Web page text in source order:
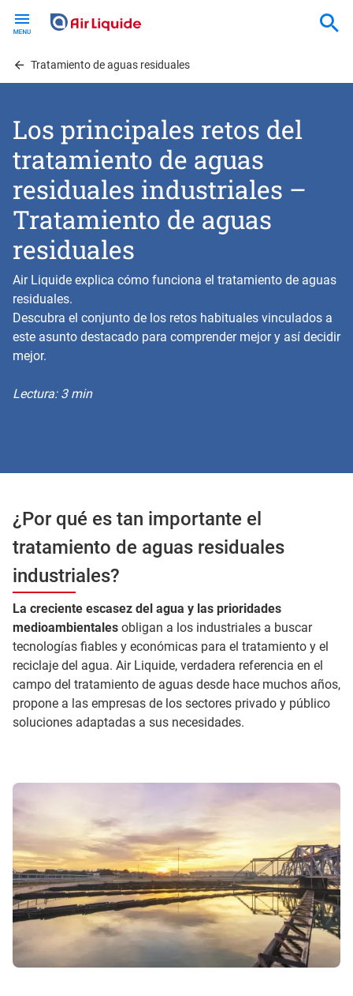
contentTratamiento de aguas residuales
Los principales retos del
tratamiento de aguas
residuales industriales –
Tratamiento de aguas
residuales
Air Liquide explica cómo funciona el tratamiento de aguas
residuales.
Descubra el conjunto de los retos habituales vinculados a
este asunto destacado para comprender mejor y así decidir
mejor.
Lectura: 3 min
¿Por qué es tan importante el
tratamiento de aguas residuales
industriales?
La creciente escasez del agua y las prioridades
medioambientales obligan a los industriales a buscar
tecnologías fiables y económicas para el tratamiento y el
reciclaje del agua. Air Liquide, verdadera referencia en el
campo del tratamiento de aguas desde hace muchos años,
propone a las empresas de los sectores privado y público
soluciones adaptadas a sus necesidades.